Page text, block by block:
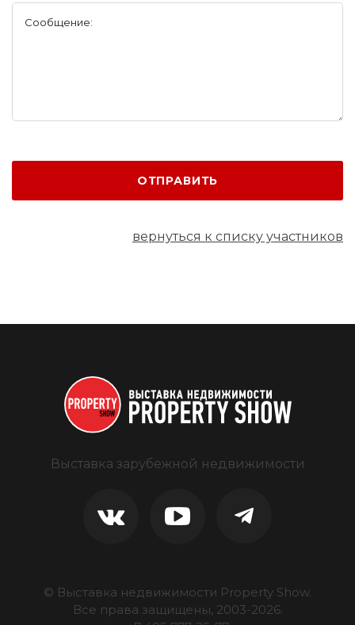
Сообщение:
ОТПРАВИТЬ
вернуться к списку участников
Выставка зарубежной недвижимости
© Выставка недвижимости Property Show.
Все права защищены, 2003-2026.